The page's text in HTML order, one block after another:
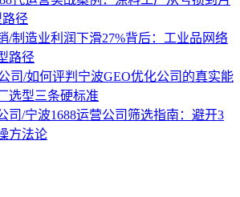
路径
/制造业利润下滑27%背后：工业品网络
路径
司/如何评判宁波GEO优化公司的真实能
选型三条硬标准
司/宁波1688运营公司筛选指南：避开3
方法论